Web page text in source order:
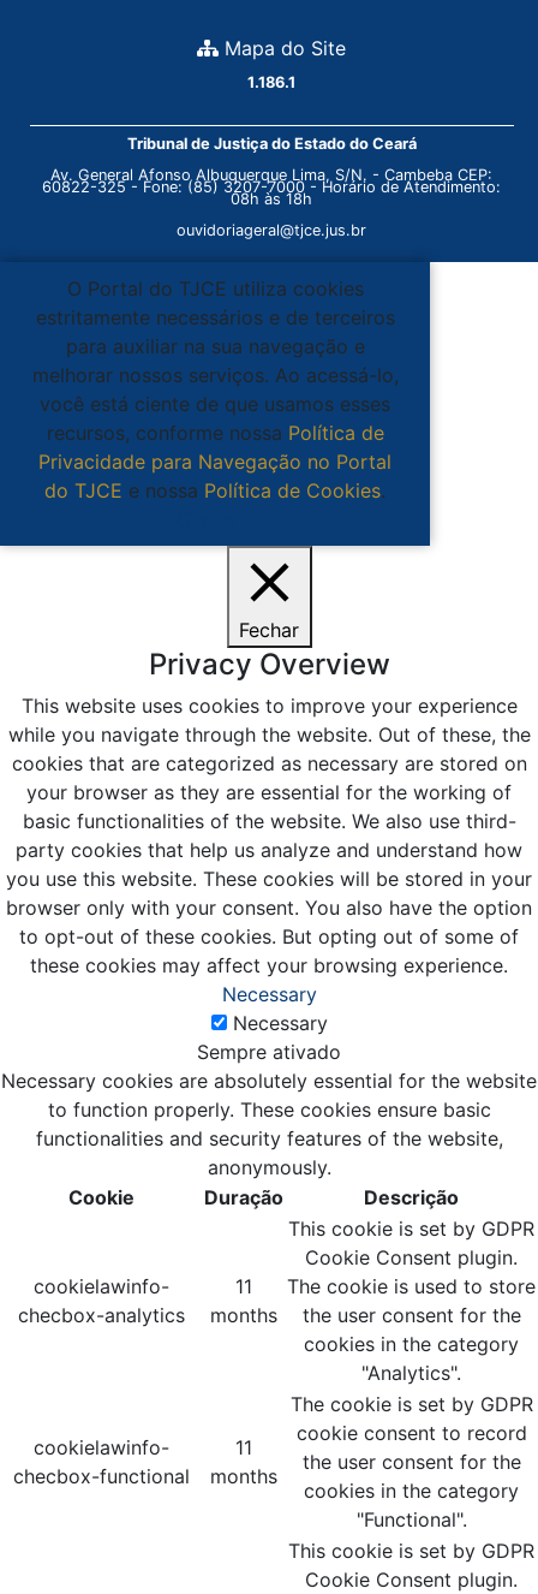
Mapa do Site
1.186.1
Tribunal de Justiça do Estado do Ceará
Av. General Afonso Albuquerque Lima, S/N. - Cambeba CEP:
60822-325 - Fone: (85) 3207-7000 - Horário de Atendimento:
08h às 18h
ouvidoriageral@tjce.jus.br
O Portal do TJCE utiliza cookies
estritamente necessários e de terceiros
para auxiliar na sua navegação e
melhorar nossos serviços. Ao acessá-lo,
você está ciente de que usamos esses
recursos, conforme nossa Política de
Privacidade para Navegação no Portal
do TJCE e nossa Política de Cookies.
Fechar
Privacy Overview
This website uses cookies to improve your experience
while you navigate through the website. Out of these, the
cookies that are categorized as necessary are stored on
your browser as they are essential for the working of
basic functionalities of the website. We also use third-
party cookies that help us analyze and understand how
you use this website. These cookies will be stored in your
browser only with your consent. You also have the option
to opt-out of these cookies. But opting out of some of
these cookies may affect your browsing experience.
Necessary
Necessary
Sempre ativado
Necessary cookies are absolutely essential for the website
to function properly. These cookies ensure basic
functionalities and security features of the website,
anonymously.
Cookie
Duração Descrição
cookielawinfo-
checbox-analytics
11
months
This cookie is set by GDPR
Cookie Consent plugin.
The cookie is used to store
the user consent for the
cookies in the category
"Analytics".
cookielawinfo-
checbox-functional
11
months
The cookie is set by GDPR
cookie consent to record
the user consent for the
cookies in the category
"Functional".
This cookie is set by GDPR
Cookie Consent plugin.